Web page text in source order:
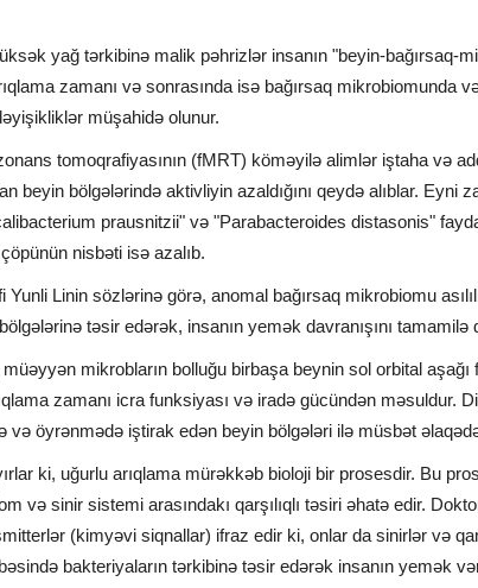
yağ tərkibinə malik pəhrizlər insanın "beyin-bağırsaq-
zamanı və sonrasında isə bağırsaq mikrobiomunda
müşahidə olunur.
tomoqrafiyasının (fMRT) köməyilə alimlər iştaha və
beyin bölgələrində aktivliyin azaldığını qeydə alıblar. Eyni
prausnitzii" və "Parabacteroides distasonis"
nisbəti isə azalıb.
Yunli Linin sözlərinə görə, anomal bağırsaq mikrobiomu
təsir edərək, insanın yemək davranışını tamamilə
mikrobların bolluğu birbaşa beynin sol orbital aşağı
zamanı icra funksiyası və iradə gücündən məsuldur.
və öyrənmədə iştirak edən beyin bölgələri ilə müsbət
ki, uğurlu arıqlama mürəkkəb bioloji bir prosesdir. Bu
və sinir sistemi arasındakı qarşılıqlı təsiri əhatə edir.
(kimyəvi siqnallar) ifraz edir ki, onlar da sinirlər və
bakteriyaların tərkibinə təsir edərək insanın yemək